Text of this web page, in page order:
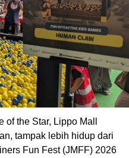
the Star, Lippo Mall
tampak lebih hidup dari
Fun Fest (JMFF) 2026